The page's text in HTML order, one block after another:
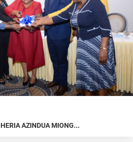
AZINDUA MIONG...